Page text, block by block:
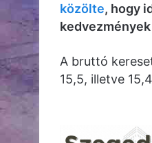
közölte, hogy
A bruttó
15,5, illetve